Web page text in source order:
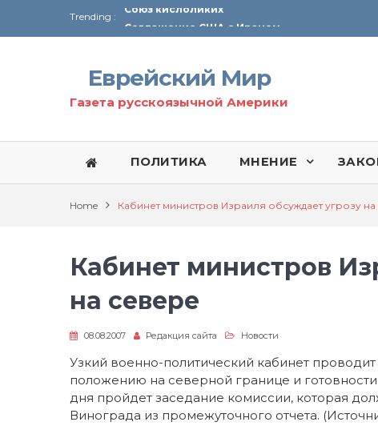
Trending :
Технология Революции в Иране
От Ирана до Ливана и Газы
Еврейский Мир
Газета русскоязычной Америки
ПОЛИТИКА МНЕНИЕ
Home Кабинет министров Израиля обсуждает угрозу
Кабинет министров
на севере
08.08.2007 Редакция сайта Новости
Узкий военно-политический кабинет
положению на северной границе и
дня пройдет заседание комиссии, которая
Винограда из промежуточного отчета.